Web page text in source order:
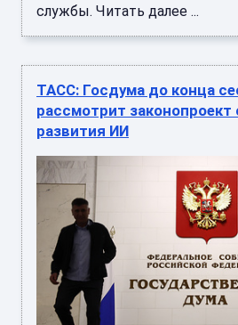
службы. Читать далее ...
ТАСС: Госдума до конца
рассмотрит
развития ИИ